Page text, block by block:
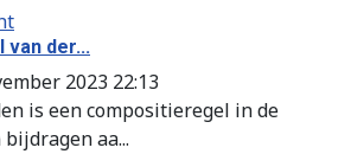
van der...
2023 22:13
is een compositieregel in de
aa...